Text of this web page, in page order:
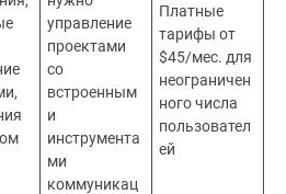
управление
проектами
со
встроенным
и
инструмента
ми
коммуникац
Платные
тарифы от
$45/мес. для
неограничен
ного числа
пользовател
ей